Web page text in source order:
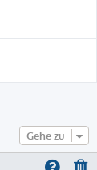
Gehe zu